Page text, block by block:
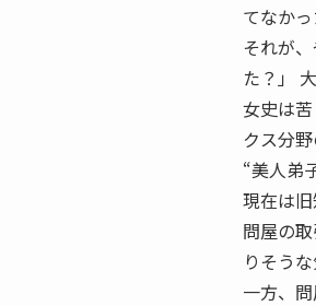
てなか
それが
た？」
女史は
クス分
“美人弟
現在は
問屋の
りそうな
一方、